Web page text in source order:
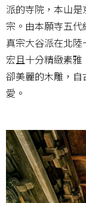
派的寺院，本山
宗。由本願寺五
真宗大谷派在北
宏且十分精緻素
卻美麗的木雕，
愛。